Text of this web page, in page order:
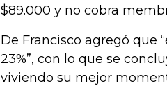
$89.000 y no cobra
De Francisco agregó que
23%”, con lo que se
viviendo su mejor